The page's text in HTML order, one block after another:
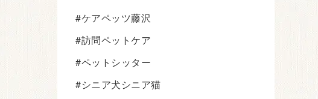
#ケアペッツ藤沢
#訪問ペットケア
#ペットシッター
#シニア犬シニア猫